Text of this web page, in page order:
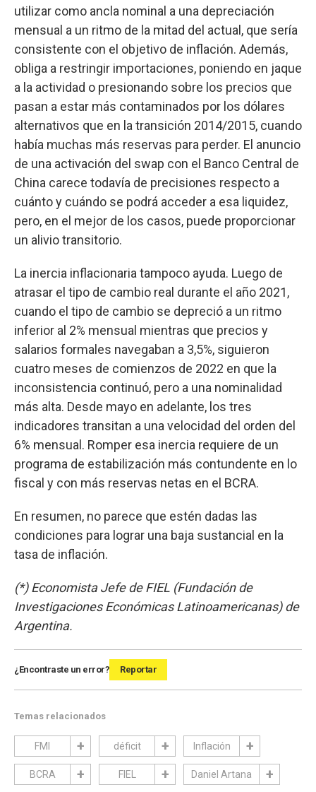
utilizar como ancla nominal a una depreciación
mensual a un ritmo de la mitad del actual, que sería
consistente con el objetivo de inflación. Además,
obliga a restringir importaciones, poniendo en jaque
a la actividad o presionando sobre los precios que
pasan a estar más contaminados por los dólares
alternativos que en la transición 2014/2015, cuando
había muchas más reservas para perder. El anuncio
de una activación del swap con el Banco Central de
China carece todavía de precisiones respecto a
cuánto y cuándo se podrá acceder a esa liquidez,
pero, en el mejor de los casos, puede proporcionar
un alivio transitorio.
La inercia inflacionaria tampoco ayuda. Luego de
atrasar el tipo de cambio real durante el año 2021,
cuando el tipo de cambio se depreció a un ritmo
inferior al 2% mensual mientras que precios y
salarios formales navegaban a 3,5%, siguieron
cuatro meses de comienzos de 2022 en que la
inconsistencia continuó, pero a una nominalidad
más alta. Desde mayo en adelante, los tres
indicadores transitan a una velocidad del orden del
6% mensual. Romper esa inercia requiere de un
programa de estabilización más contundente en lo
fiscal y con más reservas netas en el BCRA.
En resumen, no parece que estén dadas las
condiciones para lograr una baja sustancial en la
tasa de inflación.
(*) Economista Jefe de FIEL (Fundación de
Investigaciones Económicas Latinoamericanas) de
Argentina.
¿Encontraste un error? Reportar
Temas relacionados
FMI déficit Inflación
BCRA FIEL Daniel Artana